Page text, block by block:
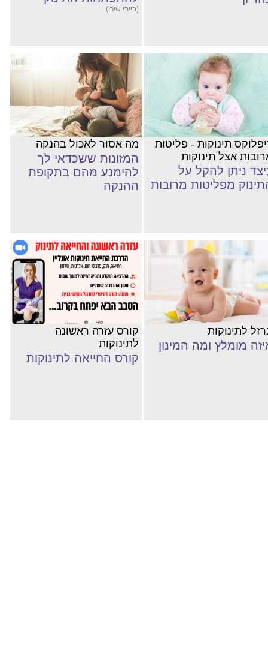
(בייבי שירי)
תינוקות - פליטות
אצל תינוקות
ניתן להקל על
מפליטות מרובות
מה אסור לאכול בהנקה
המזונות ששכדאי לך
להימנע מהם בתקופת
ההנקה
לתינוקות
מומלץ ומה המינון
קורס עזרה ראשונה
לתינוקות
קורס החייאה לתינוקות